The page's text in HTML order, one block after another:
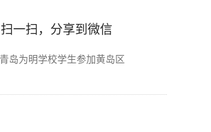
扫一扫，分享到微信